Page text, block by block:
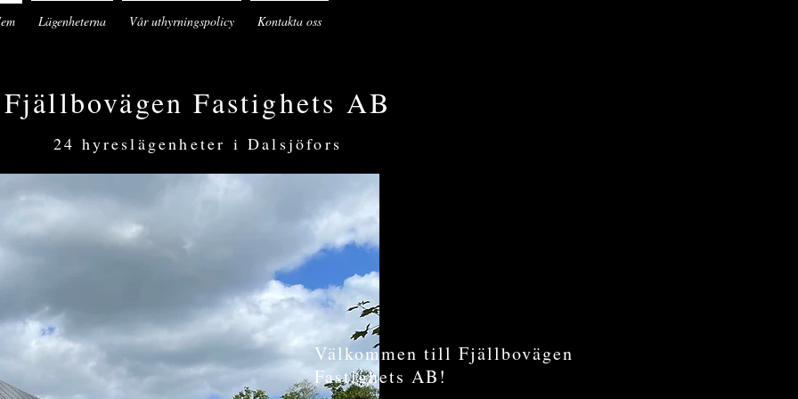
Lägenheterna Vår uthyrningspolicy Kontakta oss
Fjällbovägen Fastighets AB
24 hyreslägenheter i Dalsjöfors
Välkommen till Fjällbovägen
Fastighets AB!